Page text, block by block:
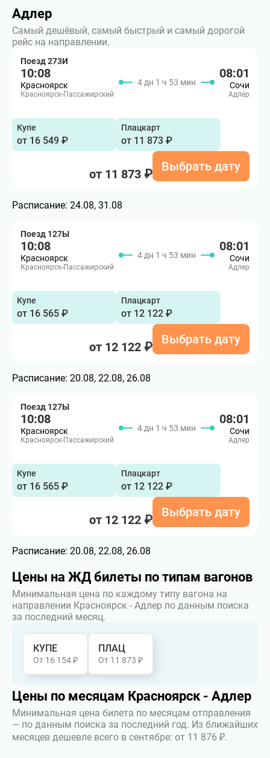
Адлер
Самый дешёвый, самый быстрый и самый дорогой
рейс на направлении.
Поезд 273И
10:08
Красноярск
Красноярск-Пассажирский
4 дн 1 ч 53 мин
08:01
Сочи
Адлер
Купе
от 16 549 ₽
Плацкарт
от 11 873 ₽
от 11 873 ₽
Выбрать дату
Расписание: 24.08, 31.08
Поезд 127Ы
10:08
Красноярск
Красноярск-Пассажирский
4 дн 1 ч 53 мин
08:01
Сочи
Адлер
Купе
от 16 565 ₽
Плацкарт
от 12 122 ₽
от 12 122 ₽
Выбрать дату
Расписание: 20.08, 22.08, 26.08
Поезд 127Ы
10:08
Красноярск
Красноярск-Пассажирский
4 дн 1 ч 53 мин
08:01
Сочи
Адлер
Купе
от 16 565 ₽
Плацкарт
от 12 122 ₽
от 12 122 ₽
Выбрать дату
Расписание: 20.08, 22.08, 26.08
Цены на ЖД билеты по типам вагонов
Минимальная цена по каждому типу вагона на
направлении Красноярск - Адлер по данным поиска
за последний месяц.
КУПЕ
От 16 154 ₽
ПЛАЦ
От 11 873 ₽
Цены по месяцам Красноярск - Адлер
Минимальная цена билета по месяцам отправления
— по данным поиска за последний год. Из ближайших
месяцев дешевле всего в сентябре: от 11 876 ₽.